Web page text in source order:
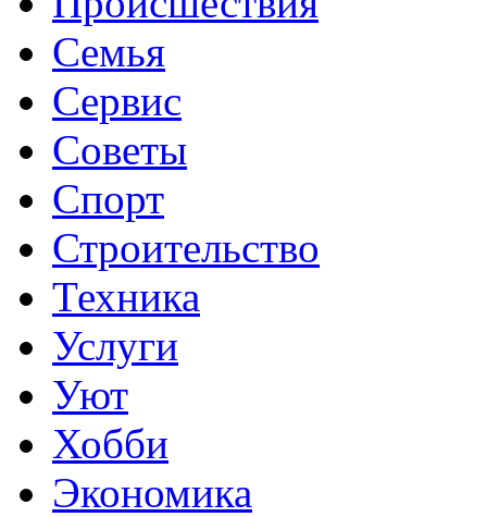
Семья
Сервис
Советы
Спорт
Строительство
Техника
Услуги
Уют
Хобби
Экономика